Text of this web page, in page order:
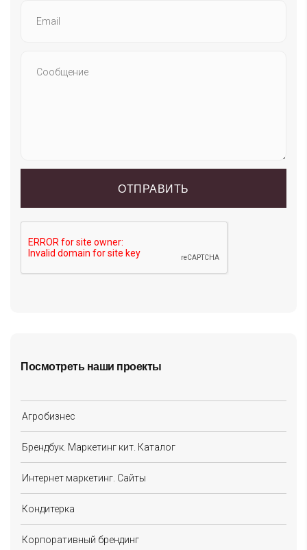
Посмотреть наши проекты
Агробизнес
Брендбук. Маркетинг кит. Каталог
Интернет маркетинг. Сайты
Кондитерка
Корпоративный брендинг